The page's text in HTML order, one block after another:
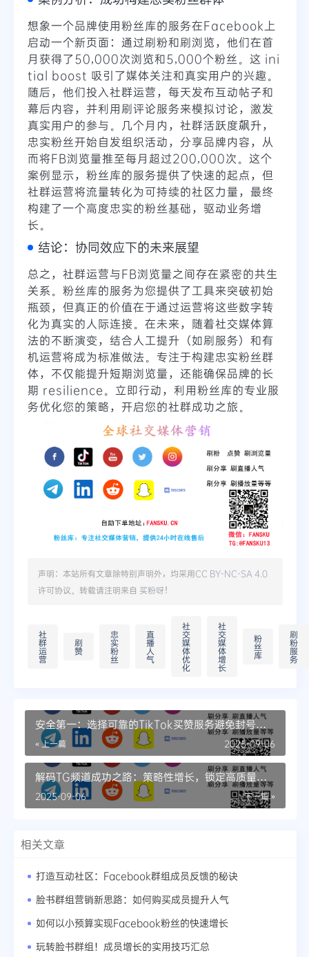
想象一个品牌使用粉丝库的服务在Facebook上
启动一个新页面：通过刷粉和刷浏览，他们在首
月获得了50,000次浏览和5,000个粉丝。这 ini
tial boost 吸引了媒体关注和真实用户的兴趣。
随后，他们投入社群运营，每天发布互动帖子和
幕后内容，并利用刷评论服务来模拟讨论，激发
真实用户的参与。几个月内，社群活跃度飙升，
忠实粉丝开始自发组织活动，分享品牌内容，从
而将FB浏览量推至每月超过200,000次。这个
案例显示，粉丝库的服务提供了快速的起点，但
社群运营将流量转化为可持续的社区力量，最终
构建了一个高度忠实的粉丝基础，驱动业务增
长。
结论：协同效应下的未来展望
总之，社群运营与FB浏览量之间存在紧密的共生
关系。粉丝库的服务为您提供了工具来突破初始
瓶颈，但真正的价值在于通过运营将这些数字转
化为真实的人际连接。在未来，随着社交媒体算
法的不断演变，结合人工提升（如刷服务）和有
机运营将成为标准做法。专注于构建忠实粉丝群
体，不仅能提升短期浏览量，还能确保品牌的长
期 resilience。立即行动，利用粉丝库的专业服
务优化您的策略，开启您的社群成功之旅。
声明：本站所有文章除特别声明外，均采用CC BY-NC-SA 4.0
许可协议。转载请注明来自 买粉呀！
社
群
运
营
刷
赞
忠
实
粉
丝
直
播
人
气
社
交
媒
体
优
化
社
交
媒
体
增
长
粉
丝
库
刷
粉
服
务
安全第一：选择可靠的TikTok买赞服务避免封号风
险
« 上一篇 2025-09-06
解码TG频道成功之路：策略性增长，锁定高质量成
员
下一篇 »
2025-09-06
相关文章
打造互动社区：Facebook群组成员反馈的秘诀
脸书群组营销新思路：如何购买成员提升人气
如何以小预算实现Facebook粉丝的快速增长
玩转脸书群组！成员增长的实用技巧汇总